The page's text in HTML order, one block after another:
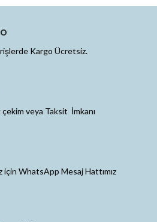
Kargo Ücretsiz.
veya Taksit İmkanı
için WhatsApp Mesaj Hattımız